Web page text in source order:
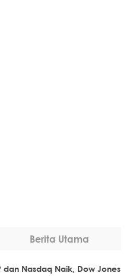
Berita Utama
dan Nasdaq Naik, Dow Jones